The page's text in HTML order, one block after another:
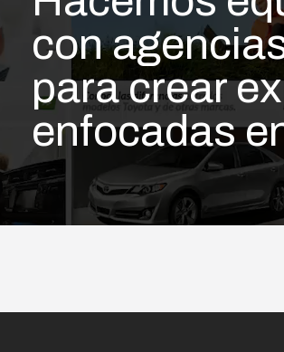
con
para crear
enfocadas